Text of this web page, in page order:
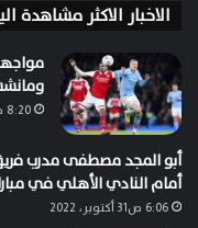
الاخبار الاكثر مشاهدة
8:20 ص21 سبتمبر، 2025
أبو المجد مصطفى مدرب
أمام النادي الأهلي في
6:06 ص31 أكتوبر، 2022